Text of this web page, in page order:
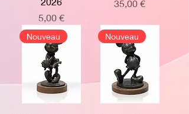
Prix
5,00 €
Prix
35,00 €
Nouveau Nouveau